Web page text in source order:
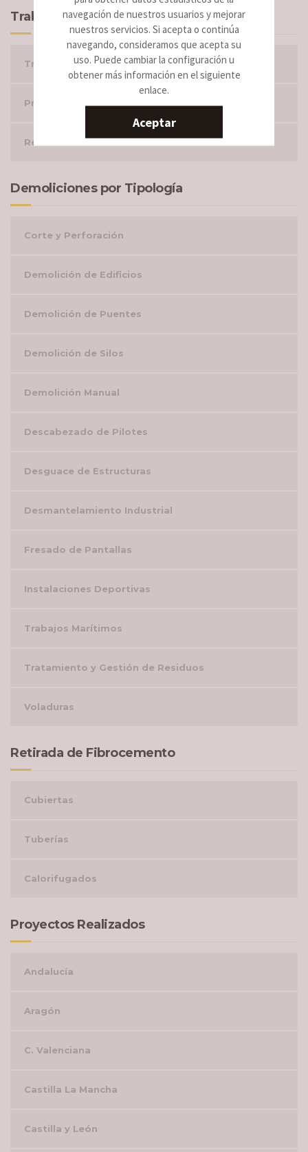
Trabajos
Trabajos por tipología
Proyectos Realizados
Retirada de fibrocemento
Demoliciones por Tipología
Corte y Perforación
Demolición de Edificios
Demolición de Puentes
Demolición de Silos
Demolición Manual
Descabezado de Pilotes
Desguace de Estructuras
Desmantelamiento Industrial
Fresado de Pantallas
Instalaciones Deportivas
Trabajos Marítimos
Tratamiento y Gestión de Residuos
Voladuras
Retirada de Fibrocemento
Cubiertas
Tuberías
Calorifugados
Proyectos Realizados
Andalucía
Aragón
C. Valenciana
Castilla La Mancha
Castilla y León
navegación de nuestros usuarios y mejorar
nuestros servicios. Si acepta o continúa
navegando, consideramos que acepta su
uso. Puede cambiar la configuración u
obtener más información en el siguiente
enlace.
Aceptar